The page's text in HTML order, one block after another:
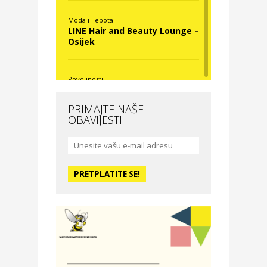
Moda i ljepota
LINE Hair and Beauty Lounge –
Osijek
Povoljnosti
Moda i ljepota
studio – Osijek
Zdravlje i osiguranje
PRIMAJTE NAŠE
OBAVIJESTI